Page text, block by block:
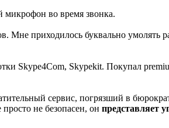
микрофон во время звонка.
Мне приходилось буквально умолять
Skype4Com, Skypekit. Покупал
сервис, погрязший в
не безопасен, он представляет